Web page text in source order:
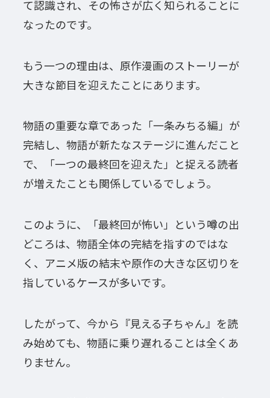
て認識され、その怖さが広く知られることに
なったのです。
もう一つの理由は、原作漫画のストーリーが
大きな節目を迎えたことにあります。
物語の重要な章であった「一条みちる編」が
完結し、物語が新たなステージに進んだこと
で、「一つの最終回を迎えた」と捉える読者
が増えたことも関係しているでしょう。
このように、「最終回が怖い」という噂の出
どころは、物語全体の完結を指すのではな
く、アニメ版の結末や原作の大きな区切りを
指しているケースが多いです。
したがって、今から『見える子ちゃん』を読
み始めても、物語に乗り遅れることは全くあ
りません。